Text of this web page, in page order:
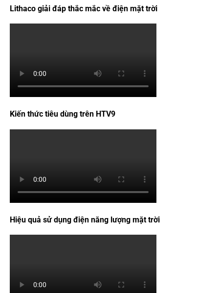
Lithaco giải đáp thắc mắc về điện mặt trời
Kiến thức tiêu dùng trên HTV9
Hiệu quả sử dụng điện năng lượng mặt trời